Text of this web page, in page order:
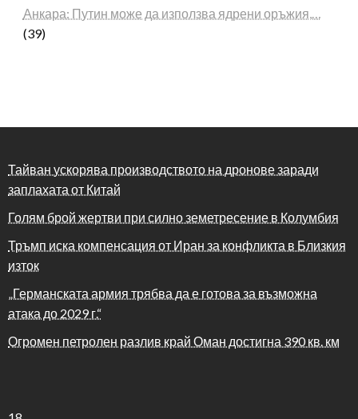
Анкара: Путин може да използва ядрени оръжия,…
(39)
Тайван ускорява производството на дронове заради
заплахата от Китай
Голям брой жертви при силно земетресение в Колумбия
Тръмп иска компенсация от Иран за конфликта в Близкия
изток
„Германската армия трябва да е готова за възможна
атака до 2029 г.“
Огромен петролен разлив край Оман достигна 390 кв. км